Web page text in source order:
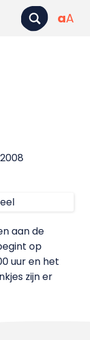
aA
aan de
op
uur en het
zijn er